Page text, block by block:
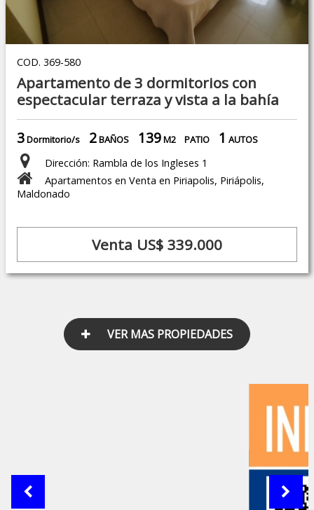
COD. 369-580
Apartamento de 3 dormitorios con
espectacular terraza y vista a la bahía
3Dormitorio/s 2BAÑOS 139M2 PATIO 1 AUTOS
Dirección: Rambla de los Ingleses 1
Apartamentos en Venta en Piriapolis, Piriápolis,
Maldonado
Venta US$ 339.000
VER MAS PROPIEDADES